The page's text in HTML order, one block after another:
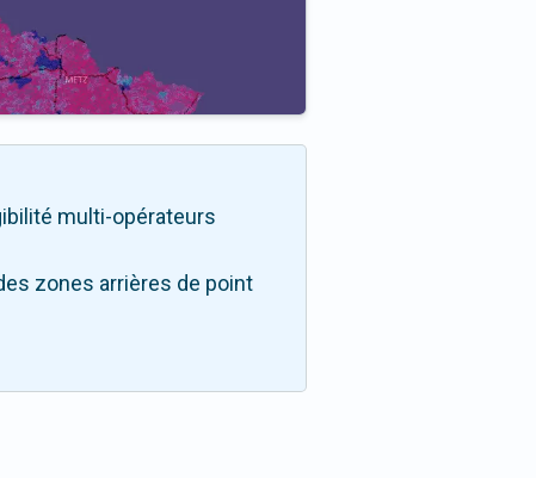
multi-opérateurs
zones arrières de point